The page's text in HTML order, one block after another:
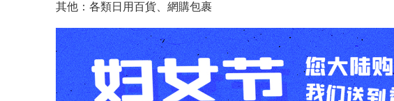
其他：各類日用百貨、網購包裹